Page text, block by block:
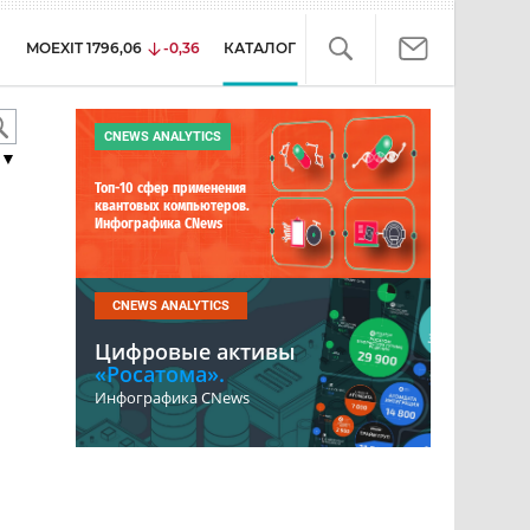
MOEXIT 1796,06 -0,36 КАТАЛОГ
▼
CNEWS ANALYTICS
Топ-10 сфер применения
квантовых компьютеров.
Инфографика CNews
CNEWS ANALYTICS
Цифровые активы
«Росатома».
Инфографика CNews